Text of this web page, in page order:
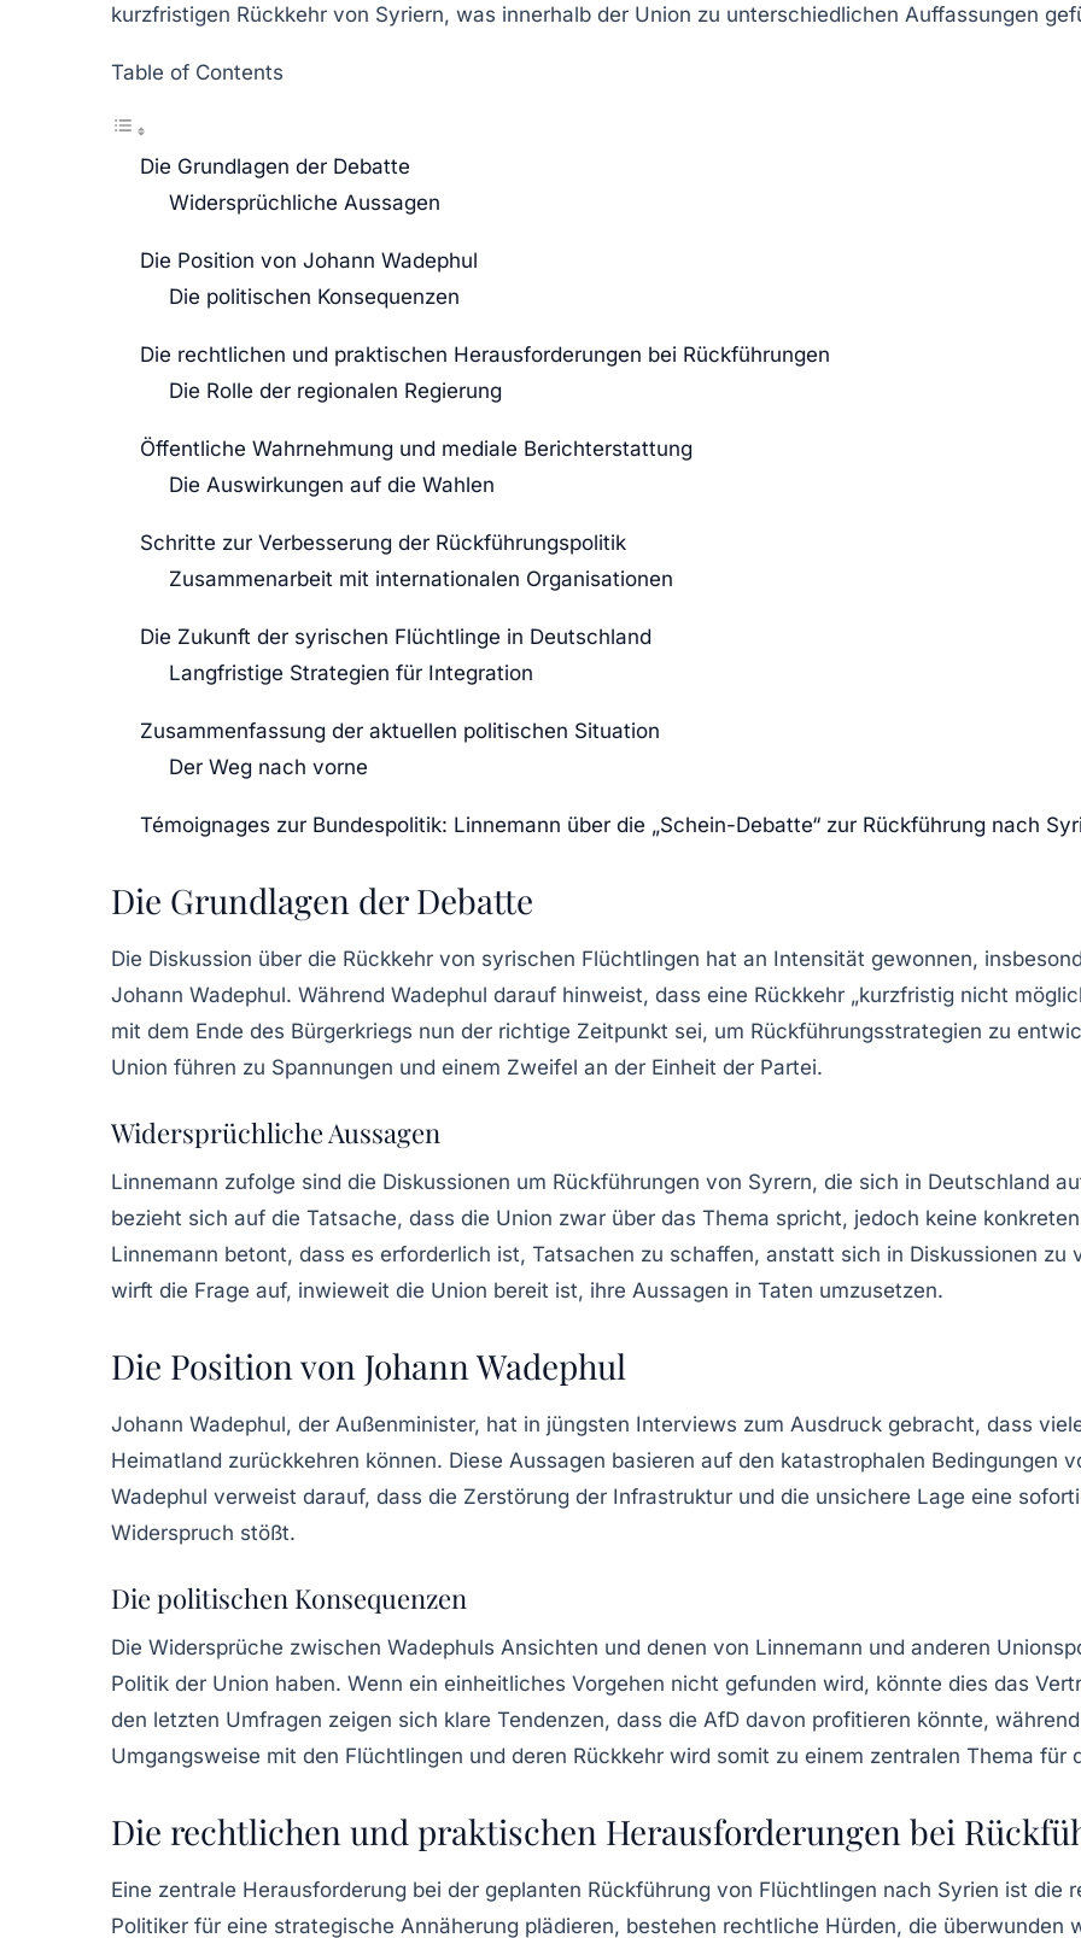
kurzfristigen Rückkehr von Syriern, was innerhalb der Union zu unterschiedlichen Auffassungen
Table of Contents
Die Grundlagen der Debatte
Widersprüchliche Aussagen
Die Position von Johann Wadephul
Die politischen Konsequenzen
Die rechtlichen und praktischen Herausforderungen bei Rückführungen
Die Rolle der regionalen Regierung
Öffentliche Wahrnehmung und mediale Berichterstattung
Die Auswirkungen auf die Wahlen
Schritte zur Verbesserung der Rückführungspolitik
Zusammenarbeit mit internationalen Organisationen
Die Zukunft der syrischen Flüchtlinge in Deutschland
Langfristige Strategien für Integration
Zusammenfassung der aktuellen politischen Situation
Der Weg nach vorne
Témoignages zur Bundespolitik: Linnemann über die „Schein-Debatte“ zur Rückführung nach
Die Grundlagen der Debatte
Die Diskussion über die Rückkehr von syrischen Flüchtlingen hat an Intensität gewonnen,
Johann Wadephul. Während Wadephul darauf hinweist, dass eine Rückkehr „kurzfristig nicht
mit dem Ende des Bürgerkriegs nun der richtige Zeitpunkt sei, um Rückführungsstrategien zu
Union führen zu Spannungen und einem Zweifel an der Einheit der Partei.
Widersprüchliche Aussagen
Linnemann zufolge sind die Diskussionen um Rückführungen von Syrern, die sich in Deutschland
bezieht sich auf die Tatsache, dass die Union zwar über das Thema spricht, jedoch keine
Linnemann betont, dass es erforderlich ist, Tatsachen zu schaffen, anstatt sich in Diskussionen zu
wirft die Frage auf, inwieweit die Union bereit ist, ihre Aussagen in Taten umzusetzen.
Die Position von Johann Wadephul
Johann Wadephul, der Außenminister, hat in jüngsten Interviews zum Ausdruck gebracht, dass
Heimatland zurückkehren können. Diese Aussagen basieren auf den katastrophalen Bedingungen
Wadephul verweist darauf, dass die Zerstörung der Infrastruktur und die unsichere Lage eine
Widerspruch stößt.
Die politischen Konsequenzen
Die Widersprüche zwischen Wadephuls Ansichten und denen von Linnemann und anderen
Politik der Union haben. Wenn ein einheitliches Vorgehen nicht gefunden wird, könnte dies das
den letzten Umfragen zeigen sich klare Tendenzen, dass die AfD davon profitieren könnte,
Umgangsweise mit den Flüchtlingen und deren Rückkehr wird somit zu einem zentralen Thema für
Die rechtlichen und praktischen Herausforderungen bei
Eine zentrale Herausforderung bei der geplanten Rückführung von Flüchtlingen nach Syrien ist
Politiker für eine strategische Annäherung plädieren, bestehen rechtliche Hürden, die überwunden